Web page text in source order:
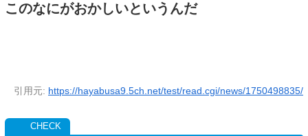
このなにがおかしいというんだ
引用元: https://hayabusa9.5ch.net/test/read.cgi/news/1750498835/